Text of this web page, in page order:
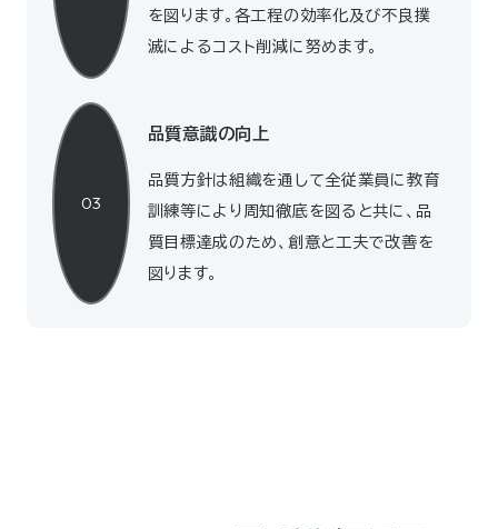
を図ります。各工程の効率化及び不良撲
滅によるコスト削減に努めます。
03
品質意識の向上
品質方針は組織を通して全従業員に教育
訓練等により周知徹底を図ると共に、品
質目標達成のため、創意と工夫で改善を
図ります。